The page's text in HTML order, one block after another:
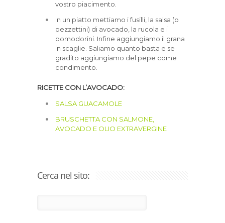
vostro piacimento.
In un piatto mettiamo i fusilli, la salsa (o
pezzettini) di avocado, la rucola e i
pomodorini. Infine aggiungiamo il grana
in scaglie. Saliamo quanto basta e se
gradito aggiungiamo del pepe come
condimento.
RICETTE CON L’AVOCADO:
SALSA GUACAMOLE
BRUSCHETTA CON SALMONE,
AVOCADO E OLIO EXTRAVERGINE
Cerca nel sito: